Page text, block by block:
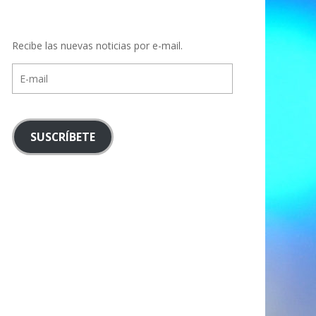
Recibe las nuevas noticias por e-mail.
mail
SUSCRÍBETE